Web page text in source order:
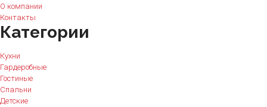
О компании
Контакты
Категории
Кухни
Гардеробные
Гостиные
Спальни
Детские